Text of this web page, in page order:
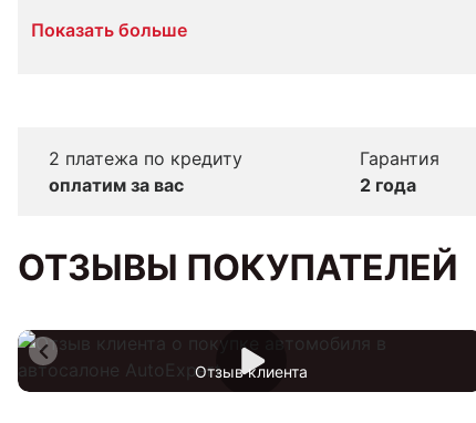
Показать больше
2 платежа по кредиту
оплатим за вас
Гарантия
2 года
ОТЗЫВЫ ПОКУПАТЕЛЕЙ
Отзыв клиента